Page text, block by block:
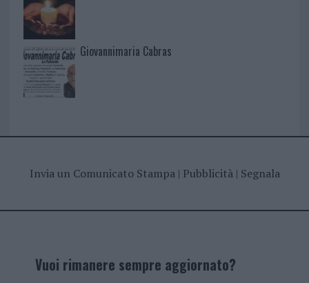
Giovannimaria Cabras
Invia un Comunicato Stampa| Pubblicità| Segnala
Vuoi rimanere sempre aggiornato?